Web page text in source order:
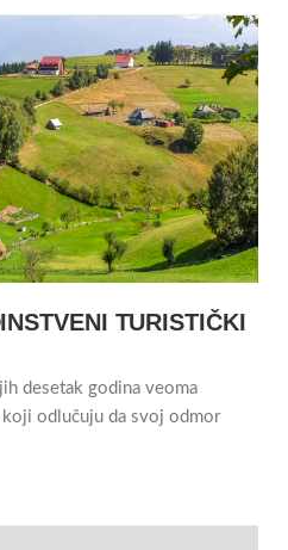
TURISTIČKI
desetak godina veoma
odlučuju da svoj odmor